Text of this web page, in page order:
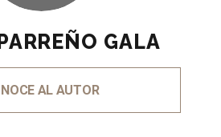
GALA
AL AUTOR